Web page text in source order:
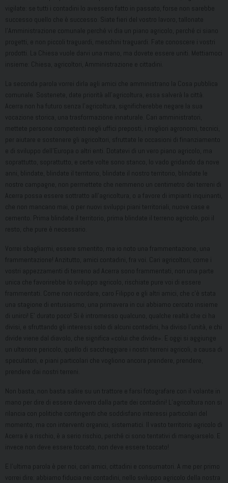
vigilate: se tutti i contadini lo avessero fatto in passato, forse non sarebbe
successo quello che è successo. Siate fieri del vostro lavoro, tallonate
l’Amministrazione comunale perché vi dia un piano agricolo, perché ci siano
progetti, e non piccoli traguardi, meschini traguardi. Fate conoscere i vostri
prodotti. La Chiesa vuole darvi una mano, ma dovete essere uniti. Mettiamoci
insieme: Chiesa, agricoltori, Amministrazione e cittadini.
La seconda parola vorrei dirla agli amici che amministrano la Cosa pubblica
comunale. Sostenete, date priorità all’agricoltura, essa salverà la città.
Acerra non ha futuro senza l’agricoltura, significherebbe negare la sua
vocazione storica, una trasformazione innaturale. Cari amministratori,
mettete persone competenti negli uffici preposti, i migliori agronomi, tecnici,
per aiutare e sostenere gli agricoltori, sfruttate le occasioni di finanziamento
e di sviluppo dell’Europa o altri enti. Dotatevi di un vero piano agricolo, ma
soprattutto, soprattutto, e certe volte sono stanco, lo vado gridando da nove
anni, blindate, blindate il territorio, blindate il nostro territorio, blindate le
nostre campagne, non permettete che nemmeno un centimetro dei terreni di
Acerra possa essere sottratto all’agricoltura, o a favore di impianti inquinanti,
che non mancano mai, o per nuovi sviluppi piani territoriali, nuove case e
cemento. Prima blindate il territorio, prima blindate il terreno agricolo, poi il
resto, che pure è necessario.
Vorrei sbagliarmi, essere smentito, ma io noto una frammentazione, una
frammentazione! Anzitutto, amici contadini, fra voi. Cari agricoltori, come i
vostri appezzamenti di terreno ad Acerra sono frammentati, non una parte
unica che favorirebbe lo sviluppo agricolo, rischiate pure voi di essere
frammentati. Come non ricordare, caro Filippo e gli altri amici, che c’è stata
una stagione di entusiasmo, una primavera in cui abbiamo cercato insieme
di unirci! E’ durato poco! Si è intromesso qualcuno, qualche realtà che ci ha
divisi, e sfruttando gli interessi solo di alcuni contadini, ha diviso l’unità, e chi
divide viene dal diavolo, che significa «colui che divide». E oggi si aggiunge
un ulteriore pericolo, quello di saccheggiare i nostri terreni agricoli, a causa di
speculatori, e piani particolari che vogliono ancora prendere, prendere,
prendere dai nostri terreni.
Non basta, non basta salire su un trattore e farsi fotografare con il volante in
mano per dire di essere davvero dalla parte dei contadini! L’agricoltura non si
rilancia con politiche contingenti che soddisfano interessi particolari del
momento, ma con interventi organici, sistematici. Il vasto territorio agricolo di
Acerra è a rischio, è a serio rischio, perché ci sono tentativi di mangiarselo. E
invece non deve essere toccato, non deve essere toccato!
E l’ultima parola è per noi, cari amici, cittadini e consumatori. A me per primo
vorrei dire: abbiamo fiducia nei contadini, nello sviluppo agricolo della nostra